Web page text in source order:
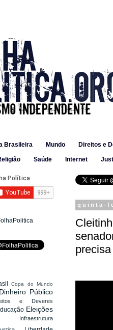
Brasileira Mundo Direitos e
Saúde Internet
quinta-
precisa
Copa do Mundo
Dinheiro Público
e Deveres
Eleições
Infraestrutura